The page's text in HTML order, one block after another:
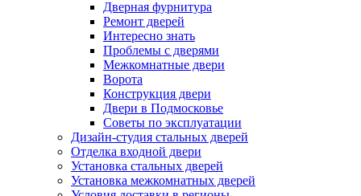
Дверная фурнитура
Ремонт дверей
Интересно знать
Проблемы с дверями
Межкомнатные двери
Ворота
Конструкция двери
Двери в Подмосковье
Cоветы по эксплуатации
Дизайн-студия стальных дверей
Отделка входной двери
Установка стальных дверей
Установка межкомнатных дверей